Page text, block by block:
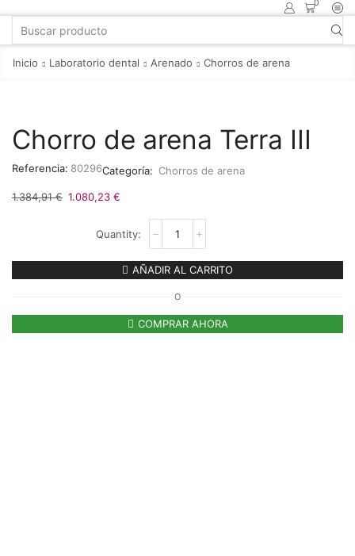
0
Inicio Laboratorio dental Arenado Chorros de arena
Chorro de arena Terra III
Referencia: 80296Categoría: Chorros de arena
1.384,91€ 1.080,23 €
AÑADIR AL CARRITO
O
COMPRAR AHORA